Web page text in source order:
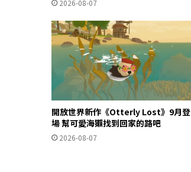
2026-08-07
開放世界新作《Otterly Lost》9月登
場 幫可愛海獺找到回家的路吧
2026-08-07